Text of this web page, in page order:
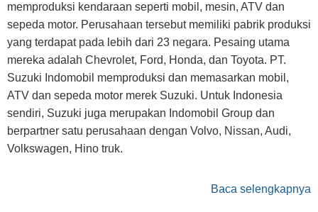
memproduksi kendaraan seperti mobil, mesin, ATV dan
sepeda motor. Perusahaan tersebut memiliki pabrik produksi
yang terdapat pada lebih dari 23 negara. Pesaing utama
mereka adalah Chevrolet, Ford, Honda, dan Toyota. PT.
Suzuki Indomobil memproduksi dan memasarkan mobil,
ATV dan sepeda motor merek Suzuki. Untuk Indonesia
sendiri, Suzuki juga merupakan Indomobil Group dan
berpartner satu perusahaan dengan Volvo, Nissan, Audi,
Volkswagen, Hino truk.
Baca selengkapnya